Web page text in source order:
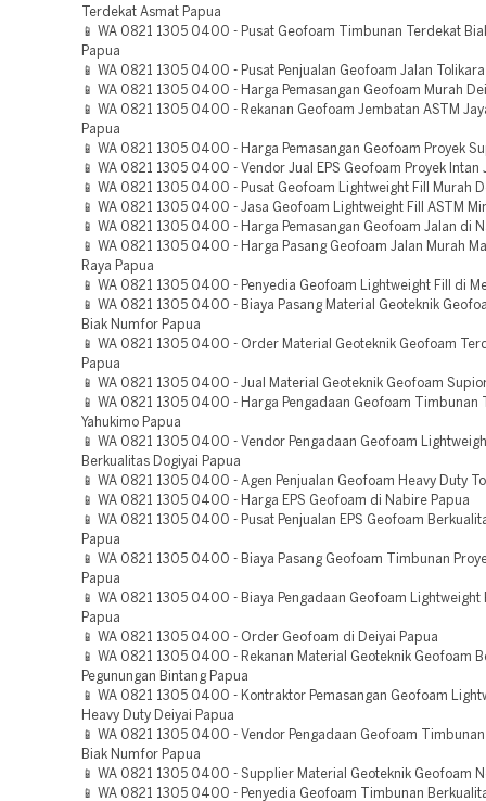
Terdekat Asmat Papua
📱 WA 0821 1305 0400 - Pusat Geofoam Timbunan Terdekat
Papua
📱 WA 0821 1305 0400 - Pusat Penjualan Geofoam Jalan
📱 WA 0821 1305 0400 - Harga Pemasangan Geofoam Murah
📱 WA 0821 1305 0400 - Rekanan Geofoam Jembatan ASTM
Papua
📱 WA 0821 1305 0400 - Harga Pemasangan Geofoam Proyek
📱 WA 0821 1305 0400 - Vendor Jual EPS Geofoam Proyek Intan
📱 WA 0821 1305 0400 - Pusat Geofoam Lightweight Fill Murah
📱 WA 0821 1305 0400 - Jasa Geofoam Lightweight Fill ASTM
📱 WA 0821 1305 0400 - Harga Pemasangan Geofoam Jalan di
📱 WA 0821 1305 0400 - Harga Pasang Geofoam Jalan Murah
Raya Papua
📱 WA 0821 1305 0400 - Penyedia Geofoam Lightweight Fill di
📱 WA 0821 1305 0400 - Biaya Pasang Material Geoteknik
Biak Numfor Papua
📱 WA 0821 1305 0400 - Order Material Geoteknik Geofoam
Papua
📱 WA 0821 1305 0400 - Jual Material Geoteknik Geofoam
📱 WA 0821 1305 0400 - Harga Pengadaan Geofoam Timbunan
Yahukimo Papua
📱 WA 0821 1305 0400 - Vendor Pengadaan Geofoam
Berkualitas Dogiyai Papua
📱 WA 0821 1305 0400 - Agen Penjualan Geofoam Heavy Duty
📱 WA 0821 1305 0400 - Harga EPS Geofoam di Nabire Papua
📱 WA 0821 1305 0400 - Pusat Penjualan EPS Geofoam
Papua
📱 WA 0821 1305 0400 - Biaya Pasang Geofoam Timbunan
Papua
📱 WA 0821 1305 0400 - Biaya Pengadaan Geofoam Lightweight
Papua
📱 WA 0821 1305 0400 - Order Geofoam di Deiyai Papua
📱 WA 0821 1305 0400 - Rekanan Material Geoteknik Geofoam
Pegunungan Bintang Papua
📱 WA 0821 1305 0400 - Kontraktor Pemasangan Geofoam
Heavy Duty Deiyai Papua
📱 WA 0821 1305 0400 - Vendor Pengadaan Geofoam
Biak Numfor Papua
📱 WA 0821 1305 0400 - Supplier Material Geoteknik Geofoam
📱 WA 0821 1305 0400 - Penyedia Geofoam Timbunan